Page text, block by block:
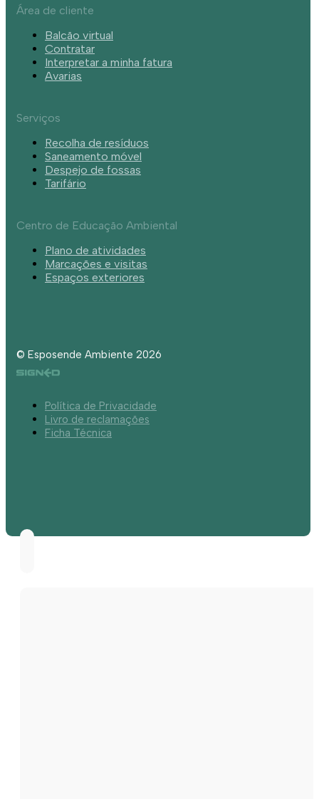
Área de cliente
Balcão virtual
Contratar
Interpretar a minha fatura
Avarias
Serviços
Recolha de resíduos
Saneamento móvel
Despejo de fossas
Tarifário
Centro de Educação Ambiental
Plano de atividades
Marcações e visitas
Espaços exteriores
© Esposende Ambiente 2026
Política de Privacidade
Livro de reclamações
Ficha Técnica